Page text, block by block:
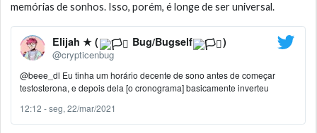
memórias de sonhos. Isso, porém, é longe de ser universal.
Elijah ★ ( Bug/Bugself )
@crypticenbug
@beee_dl Eu tinha um horário decente de sono antes de começar
testosterona, e depois dela [o cronograma] basicamente inverteu
12:12 - seg, 22/mar/2021